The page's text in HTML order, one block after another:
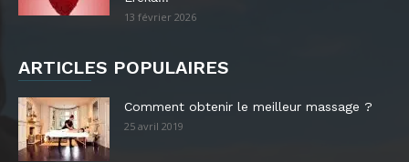
13 février 2026
ARTICLES POPULAIRES
Comment obtenir le meilleur massage ?
25 avril 2019